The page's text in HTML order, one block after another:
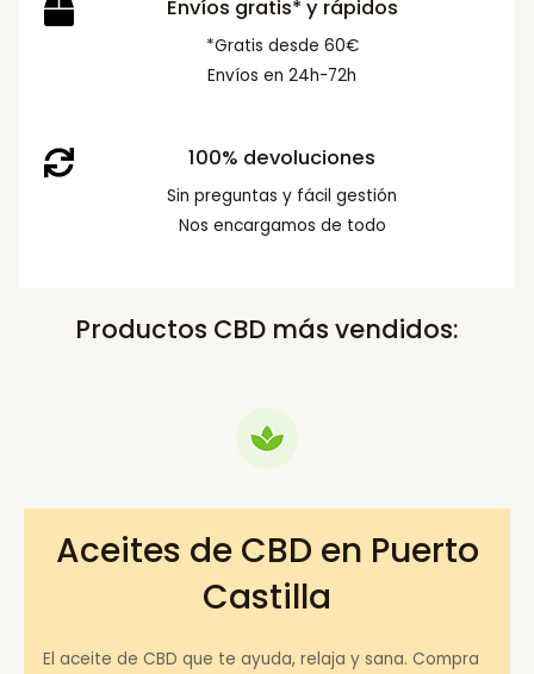
Envíos gratis* y rápidos
*Gratis desde 60€
Envíos en 24h-72h
100% devoluciones
Sin preguntas y fácil gestión
Nos encargamos de todo
Productos CBD más vendidos:
Aceites de CBD en Puerto
Castilla
El aceite de CBD que te ayuda, relaja y sana. Compra